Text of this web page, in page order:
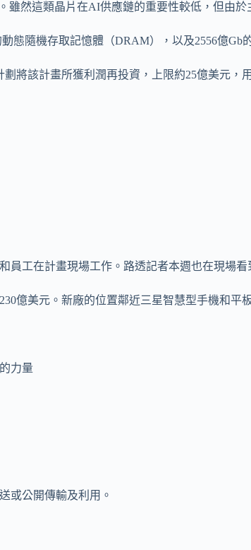
雖然這類晶片在AI供應鏈的重要性較低，但由
態隨機存取記憶體（DRAM），以及2556億Gb
將該計畫所獲利潤再投資，上限約25億美元，
員工在計畫現場工作。路透記者本週也在現場
億美元。新廠的位置鄰近三星智慧型手機和平
力量
或公開傳輸及利用。